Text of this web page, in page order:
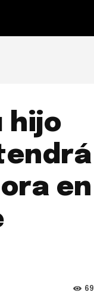
hijo
en
69